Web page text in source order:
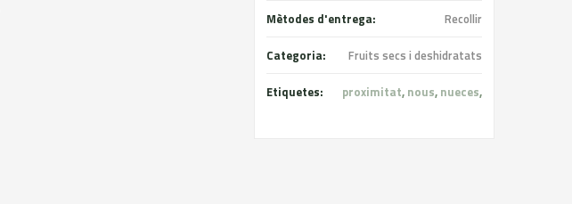
Mètodes d'entrega: Recollir
Categoria: Fruits secs i deshidratats
Etiquetes: proximitat, nous, nueces,